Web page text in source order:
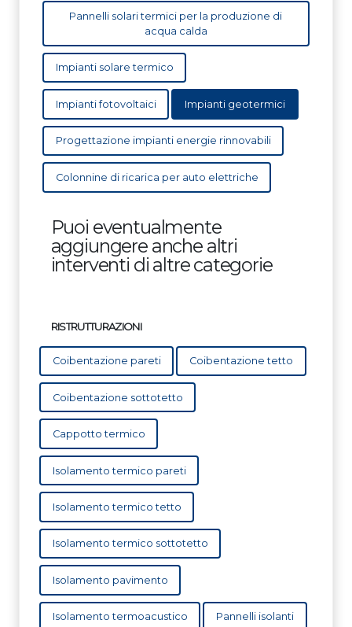
Pannelli solari termici per la produzione di
acqua calda
Impianti solare termico
Impianti fotovoltaici Impianti geotermici
Progettazione impianti energie rinnovabili
Colonnine di ricarica per auto elettriche
Puoi eventualmente
aggiungere anche altri
interventi di altre categorie
RISTRUTTURAZIONI
Coibentazione pareti Coibentazione tetto
Coibentazione sottotetto
Cappotto termico
Isolamento termico pareti
Isolamento termico tetto
Isolamento termico sottotetto
Isolamento pavimento
Isolamento termoacustico Pannelli isolanti